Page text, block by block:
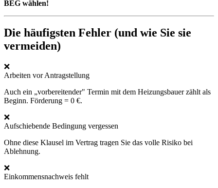
BEG wählen!
Die häufigsten Fehler (und wie Sie sie
vermeiden)
❌
Arbeiten vor Antragstellung
Auch ein „vorbereitender" Termin mit dem Heizungsbauer zählt als
Beginn. Förderung = 0 €.
❌
Aufschiebende Bedingung vergessen
Ohne diese Klausel im Vertrag tragen Sie das volle Risiko bei
Ablehnung.
❌
Einkommensnachweis fehlt